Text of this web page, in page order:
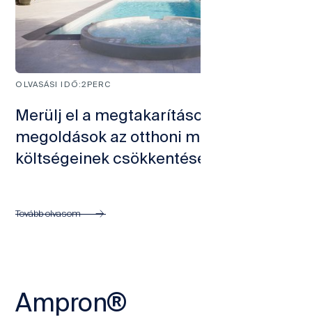
OLVASÁSI IDŐ:2PERC
Merülj el a megtakarításokban! Okos
megoldások az otthoni medence
költségeinek csökkentésére
Tovább olvasom
Ampron®